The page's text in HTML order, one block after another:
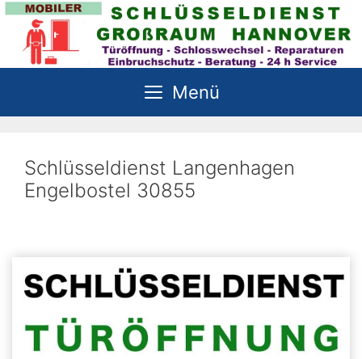
Zum
Inhalt
springen
Menü
Schlüsseldienst Langenhagen
Engelbostel 30855